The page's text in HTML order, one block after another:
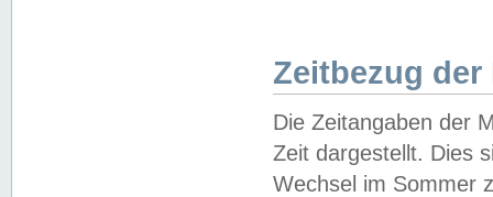
Zeitbezug der
Die Zeitangaben der
Zeit dargestellt. Dies
Wechsel im Sommer